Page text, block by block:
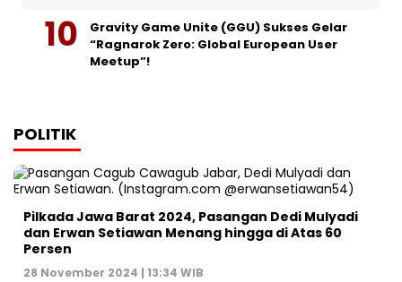
Gravity Game Unite (GGU) Sukses Gelar
“Ragnarok Zero: Global European User
Meetup”!
POLITIK
Pilkada Jawa Barat 2024, Pasangan Dedi Mulyadi
dan Erwan Setiawan Menang hingga di Atas 60
Persen
28 November 2024 | 13:34 WIB